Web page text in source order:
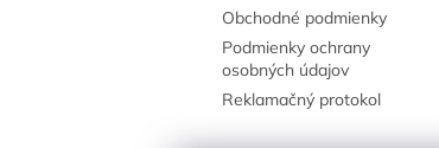
Obchodné podmienky
Podmienky ochrany
osobných údajov
Reklamačný protokol